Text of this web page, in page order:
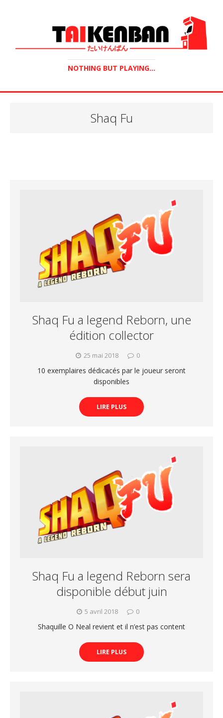
NOTHING BUT PLAYING...
Shaq Fu
Shaq Fu a legend Reborn, une
édition collector
25 mai 2018 0
10 exemplaires dédicacés par le joueur seront
disponibles
LIRE PLUS
Shaq Fu a legend Reborn sera
disponible début juin
5 avril 2018 0
Shaquille O Neal revient et il n’est pas content
LIRE PLUS